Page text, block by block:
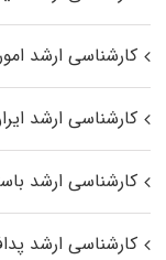
کارشناسی ارشد
کارشناسی ارشد
کارشناسی ارشد
کارشناسی ارشد